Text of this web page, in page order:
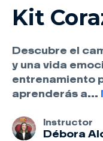
Kit
Descubre el
y una vida
entrenamiento
aprenderás a...
Instructor
Débora